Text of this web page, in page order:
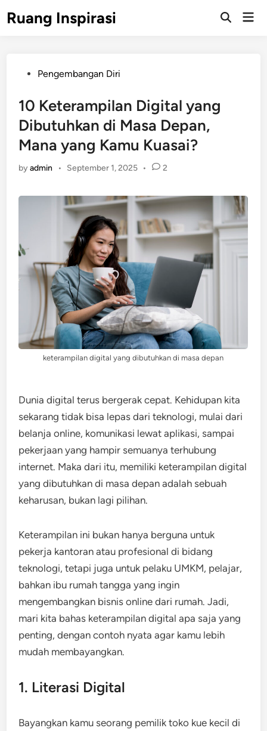
toRuang Inspirasi
PostedPengembangan Diri
10 Keterampilan Digital yang
Dibutuhkan di Masa Depan,
Mana yang Kamu Kuasai?
byadmin • September 1, 2025 • 2
keterampilan digital yang dibutuhkan di masa depan
Dunia digital terus bergerak cepat. Kehidupan kita
sekarang tidak bisa lepas dari teknologi, mulai dari
belanja online, komunikasi lewat aplikasi, sampai
pekerjaan yang hampir semuanya terhubung
internet. Maka dari itu, memiliki keterampilan digital
yang dibutuhkan di masa depan adalah sebuah
keharusan, bukan lagi pilihan.
Keterampilan ini bukan hanya berguna untuk
pekerja kantoran atau profesional di bidang
teknologi, tetapi juga untuk pelaku UMKM, pelajar,
bahkan ibu rumah tangga yang ingin
mengembangkan bisnis online dari rumah. Jadi,
mari kita bahas keterampilan digital apa saja yang
penting, dengan contoh nyata agar kamu lebih
mudah membayangkan.
1. Literasi Digital
Bayangkan kamu seorang pemilik toko kue kecil di